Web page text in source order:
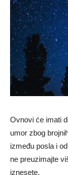
Ovnovi će imati
umor zbog
između posla i
ne preuzimajte
iznesete.